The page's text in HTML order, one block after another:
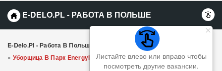
E-DELO.PL - РАБОТА В ПОЛЬШЕ
Листайте влево или вправо чтобы
посмотреть другие вакансии.
E-Delo.pl - Работа В Польше Вакансии
Обслуживание
» Уборщица В Парк Energylandia